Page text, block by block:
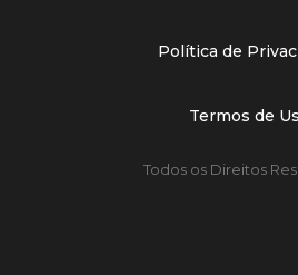
Política de
Termos de
Todos os Direitos